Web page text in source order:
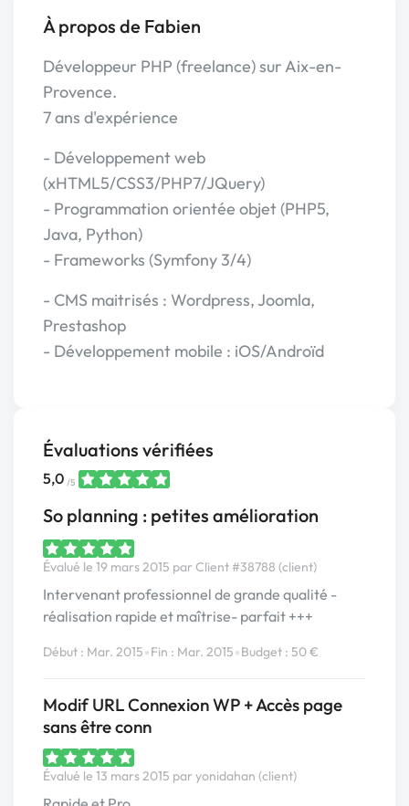
À propos de Fabien
Développeur PHP (freelance) sur Aix-en-
Provence.
7 ans d'expérience
- Développement web
(xHTML5/CSS3/PHP7/JQuery)
- Programmation orientée objet (PHP5,
Java, Python)
- Frameworks (Symfony 3/4)
- CMS maitrisés : Wordpress, Joomla,
Prestashop
- Développement mobile : iOS/Androïd
Évaluations vérifiées
5,0 /5
So planning : petites amélioration
Évalué le 19 mars 2015 par Client #38788 (client)
Intervenant professionnel de grande qualité -
réalisation rapide et maîtrise- parfait +++
Début : Mar. 2015•Fin : Mar. 2015•Budget : 50 €
Modif URL Connexion WP + Accès page
sans être conn
Évalué le 13 mars 2015 par yonidahan (client)